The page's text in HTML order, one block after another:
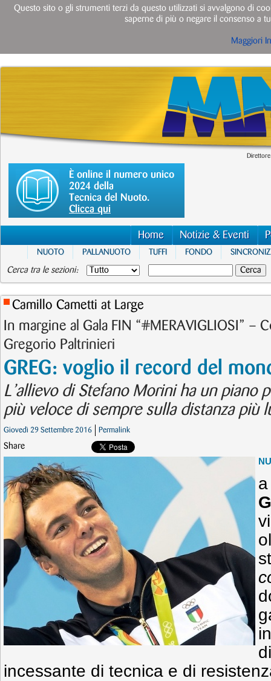
È online il numero unico
2024 della
Tecnica del Nuoto.
Clicca qui
Home Notizie & Eventi
NUOTO PALLANUOTO TUFFI FONDO
Cerca tra le sezioni:
Camillo Cametti at Large
In margine al Gala FIN “#MERAVIGLIOSI” –
Gregorio Paltrinieri
GREG: voglio il record del
L’allievo di Stefano Morini ha un piano
più veloce di sempre sulla distanza più
Giovedì 29 Settembre 2016 Permalink
Share
incessante di tecnica e di
Questo sito o gli strumenti terzi da questo utilizzati si avvalgono di
saperne di più o negare il consenso a
Maggiori